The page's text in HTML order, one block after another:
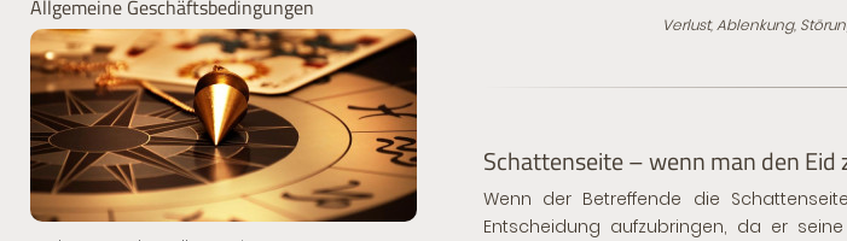
Allgemeine Geschäftsbedingungen
Verlust, Ablenkung,
Schattenseite – wenn man den
Wenn der Betreffende die
Entscheidung aufzubringen, da er